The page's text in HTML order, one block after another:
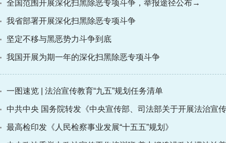
全国范围开展深化扫黑除恶专项斗争，举报途径公布→
我省部署开展深化扫黑除恶专项斗争
坚定不移与黑恶势力斗争到底
我国开展为期一年的深化扫黑除恶专项斗争
一图速览 | 法治宣传教育“九五”规划任务清单
中共中央 国务院转发《中央宣传部、司法部关于开展法治宣
最高检印发《人民检察事业发展“十五五”规划》